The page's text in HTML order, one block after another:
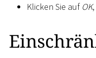
Klicken Sie auf OK